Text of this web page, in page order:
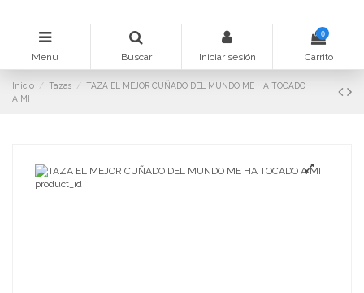
Menu Buscar Iniciar sesión
0
Carrito
Inicio Tazas
TAZA EL MEJOR CUÑADO DEL MUNDO ME HA TOCADO
A MI